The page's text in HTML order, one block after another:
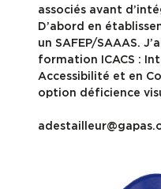
associés avant
D’abord en
un SAFEP/SAAAS.
formation ICACS :
Accessibilité et en
option déficience